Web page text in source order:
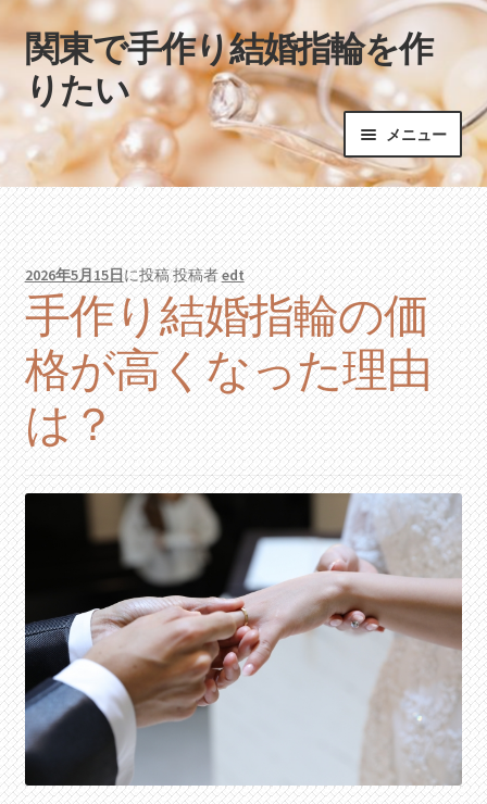
ナ
ビ
ゲ
ー
シ
ョ
ン
へ
ス
キ
ッ
プ
コ
ン
テ
ン
ツ
へ
ス
キ
ッ
プ
関東で手作り結婚指輪を作
りたい
メニュー
ホーム
2026年5月15日に投稿投稿者edt
手作り結婚指輪の価
格が高くなった理由
は？